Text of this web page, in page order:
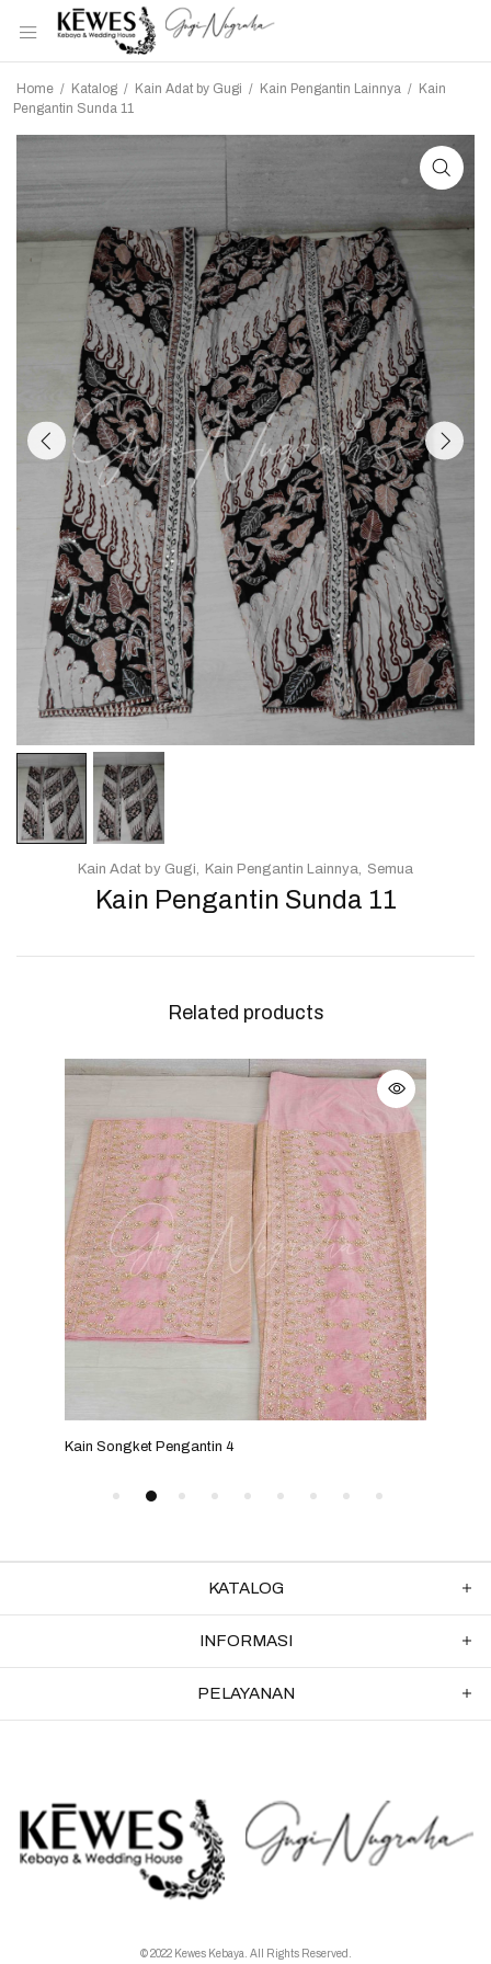
Home / Katalog / Kain Adat by Gugi / Kain Pengantin Lainnya / Kain
Pengantin Sunda 11
Kain Pengantin Sunda 11
Kain Adat by Gugi Kain Pengantin Lainnya Semua
Related products
Kain Songket Pengantin 4
KATALOG
INFORMASI
PELAYANAN
© 2022 Kewes Kebaya. All Rights Reserved.